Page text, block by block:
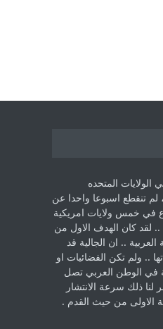
المتحده
الامريكية منذ عام 1993 ، لم ‏تنقطع اسبوعا واحدا عن
في خمس ولايات امريكية
..‏ لقد كان الهدف الاول من
.. ان الجالية قد
.. ولم تكن الفضائيات او
في الوطن ‏العربي تصل
لنا ذلك سرعة الانتشار
الاولى من حيث القدم .